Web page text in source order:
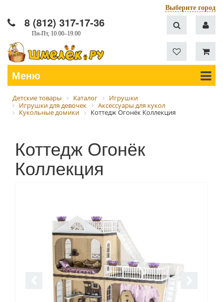
Выберите город
8 (812) 317-17-36
Пн-Пт, 10.00–19.00
Меню
Детские товары Каталог
Игрушки
Игрушки для девочек
Аксессуары для кукол
Кукольные домики
Коттедж Огонёк Коллекция
Коттедж Огонёк
Коллекция